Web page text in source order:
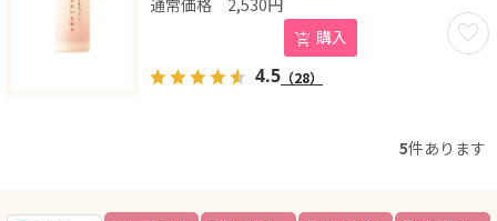
お気
2,530円
購入
4.5 （28）
5件あります